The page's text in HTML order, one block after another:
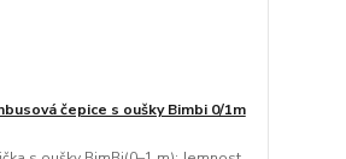
čepice s oušky Bimbi 0/1m